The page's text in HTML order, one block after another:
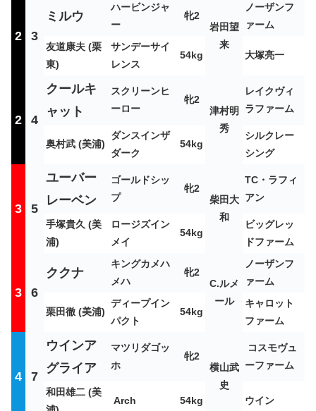
2 3
ミルウ
ハービンジャ
ー
牝2
岩田望
来
ノーザンフ
ァーム
友道康夫 (栗
東)
サンデーサイ
レンス
54kg 大塚亮一
2 4
クールキ
ャット
スクリーンヒ
ーロー
牝2
津村明
秀
レイクヴィ
ラファーム
奥村武 (美浦)
ダンスインザ
ダーク
54kg
シルクレー
シング
3 5
ユーバー
レーベン
ゴールドシッ
プ
牝2
柴田大
和
TC・ラフィ
アン
手塚貴久 (美
浦)
ロージズイン
メイ
54kg
ビッグレッ
ドファーム
3 6
ククナ
キングカメハ
メハ
牝2
C.ルメ
ール
ノーザンフ
ァーム
栗田徹 (美浦)
ディープイン
パクト
54kg
キャロット
ファーム
4 7
ウインア
グライア
マツリダゴッ
ホ
牝2
横山武
史
コスモヴュ
ーファーム
和田雄二 (美
Arch 54kg ウイン